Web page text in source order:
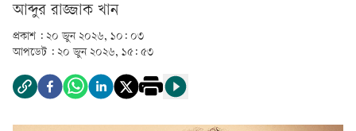
আব্দুর রাজ্জাক খান
প্রকাশ : ২০ জুন ২০২৬, ১০: ০৩
আপডেট : ২০ জুন ২০২৬, ১৫: ৫৩